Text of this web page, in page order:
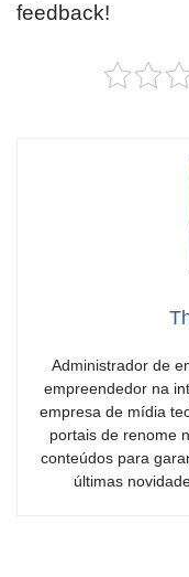
feedback!
Administrador de
empreendedor na
empresa de mídia
portais de renome
conteúdos para
últimas